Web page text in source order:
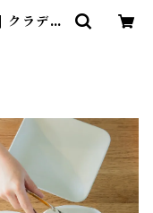
クラデュ